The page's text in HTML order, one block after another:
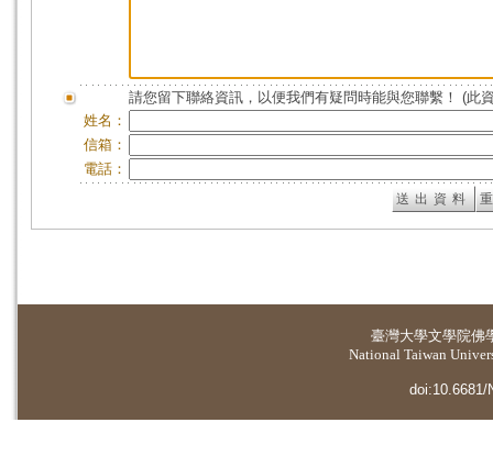
請您留下聯絡資訊，以便我們有疑問時能與您聯繫！ (此
姓名：
信箱：
電話：
臺灣大學文學院佛
National Taiwan
doi:10.6681/